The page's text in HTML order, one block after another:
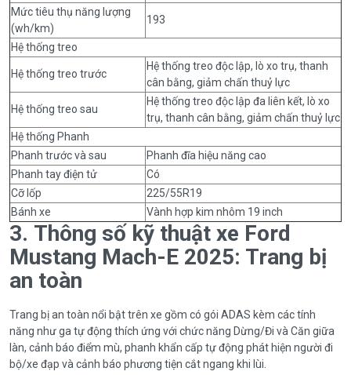
Mức tiêu thụ năng lượng
(wh/km)
193
Hệ thống treo
Hệ thống treo trước
Hệ thống treo độc lập, lò xo trụ, thanh
cân bằng, giảm chấn thuỷ lực
Hệ thống treo sau
Hệ thống treo độc lập đa liên kết, lò xo
trụ, thanh cân bằng, giảm chấn thuỷ lực
Hệ thống Phanh
Phanh trước và sau
Phanh đĩa hiệu năng cao
Phanh tay điện tử
Có
Cỡ lốp
225/55R19
Bánh xe
Vành hợp kim nhôm 19 inch
3. Thông số kỹ thuật xe Ford
Mustang Mach-E 2025: Trang bị
an toàn
Trang bị an toàn nổi bật trên xe gồm có gói ADAS kèm các tính
năng như ga tự động thích ứng với chức năng Dừng/Đi và Căn giữa
làn, cảnh báo điểm mù, phanh khẩn cấp tự động phát hiện người đi
bộ/xe đạp và cảnh báo phương tiện cắt ngang khi lùi.